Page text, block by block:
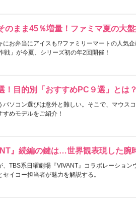
のまま45％増量！ファミマ夏の大
にお弁当にアイスも!?ファミリーマートの人気
戦」が今夏、シリーズ初の年2回開催！
！目的別「おすすめPC９選」とは？
パソコン選びは意外と難しい。そこで、マウス
すめモデルをご紹介！
』続編の鍵は…世界観表現した腕
、TBS系日曜劇場『VIVANT』コラボレーション
セイコー担当者が魅力を解説する。